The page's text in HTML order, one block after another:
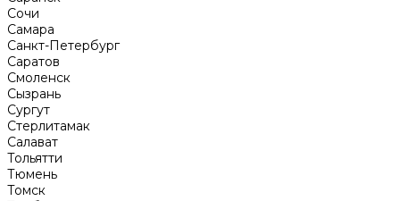
Сочи
Самара
Санкт-Петербург
Саратов
Смоленск
Сызрань
Сургут
Стерлитамак
Салават
Тольятти
Тюмень
Томск